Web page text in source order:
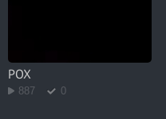
POX
887 0